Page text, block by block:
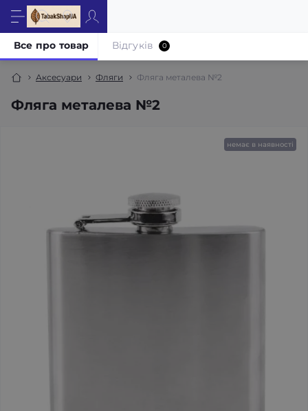
Аксесуари Фляги Фляга металева №2
Фляга металева №2
Все про товар Відгуків 0
немає в наявності